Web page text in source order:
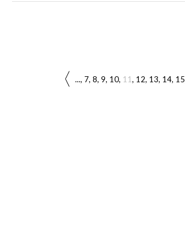
... 7 8 9 10 11 12 13 14 15